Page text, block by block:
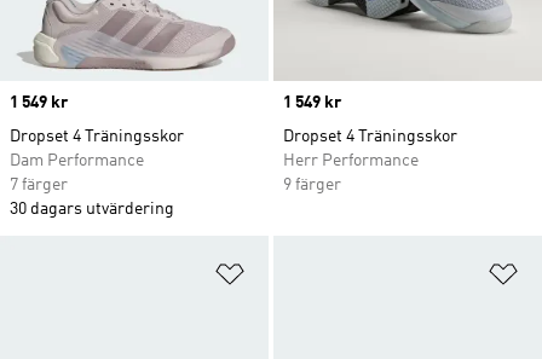
Price
1 549 kr
Dropset 4 Träningsskor
Dam Performance
7 färger
30 dagars utvärdering
Price
1 549 kr
Dropset 4 Träningsskor
Herr Performance
9 färger